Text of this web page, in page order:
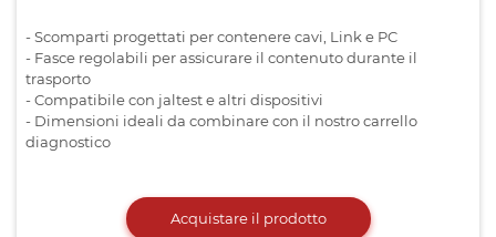
- Scomparti progettati per contenere cavi, Link e PC
- Fasce regolabili per assicurare il contenuto durante il
trasporto
- Compatibile con jaltest e altri dispositivi
- Dimensioni ideali da combinare con il nostro carrello
diagnostico
Acquistare il prodotto